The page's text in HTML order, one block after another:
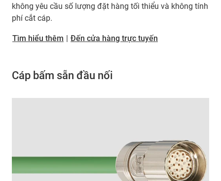
không yêu cầu số lượng đặt hàng tối thiểu và không tính
phí cắt cáp.
Tìm hiểu thêm | Đến cửa hàng trực tuyến
Cáp bấm sẵn đầu nối